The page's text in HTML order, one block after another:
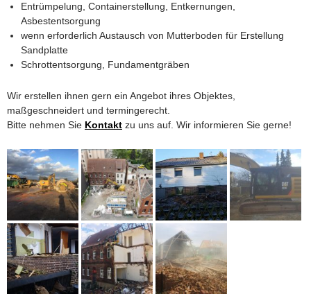
Entrümpelung, Containerstellung, Entkernungen,
Asbestentsorgung
wenn erforderlich Austausch von Mutterboden für Erstellung
Sandplatte
Schrottentsorgung, Fundamentgräben
Wir erstellen ihnen gern ein Angebot ihres Objektes,
maßgeschneidert und termingerecht.
Bitte nehmen Sie Kontakt zu uns auf. Wir informieren Sie gerne!